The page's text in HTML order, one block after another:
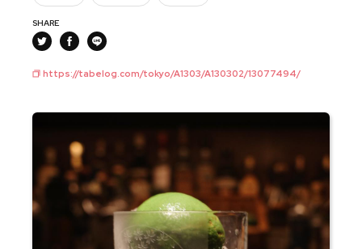
SHARE
https://tabelog.com/tokyo/A1303/A130302/13077494/